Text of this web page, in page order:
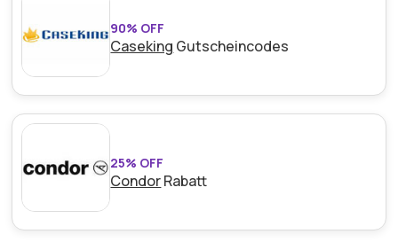
90% OFF
Caseking Gutscheincodes
25% OFF
CondorRabatt